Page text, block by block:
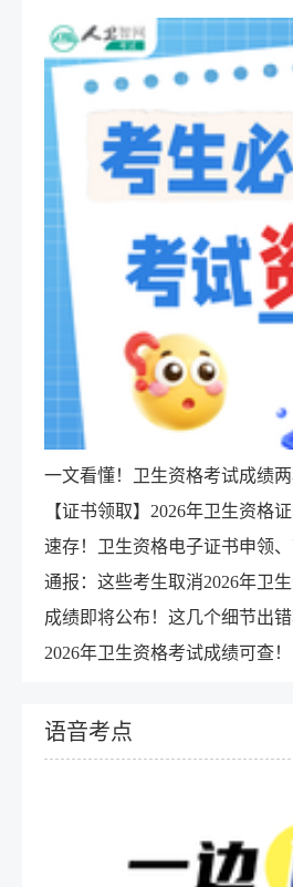
人卫学员：mobi_ap****q
我403分通过，感谢老师和身边
支持！
速存！卫生资格电子证书申领、
2026年卫生资格考试成绩可查
语音考点